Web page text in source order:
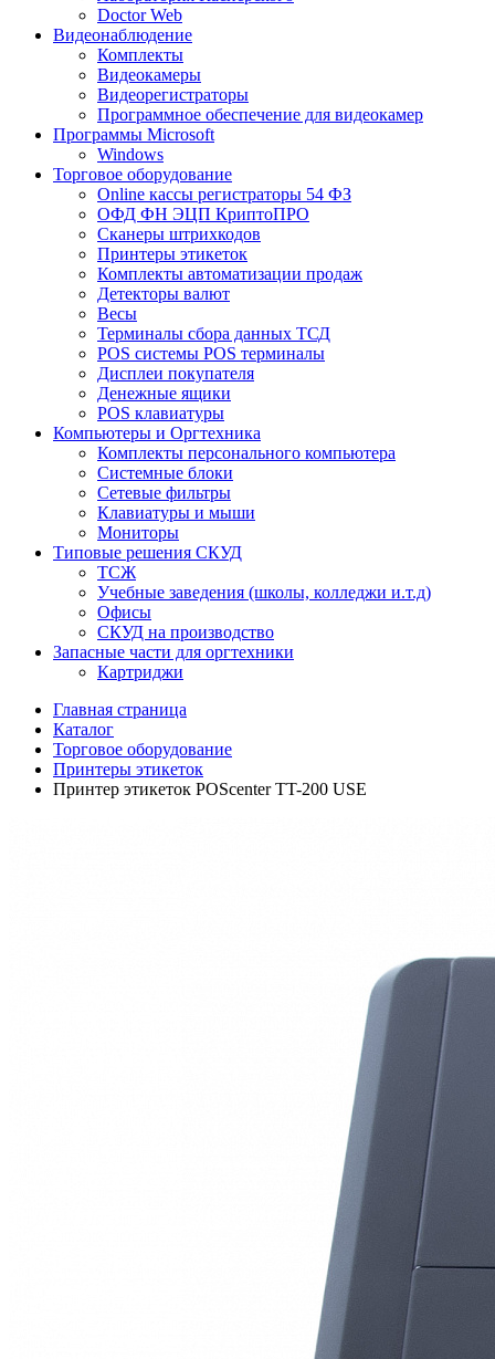
Doctor Web
Видеонаблюдение
Комплекты
Видеокамеры
Видеорегистраторы
Программное обеспечение для видеокамер
Программы Microsoft
Windows
Торговое оборудование
Online кассы регистраторы 54 ФЗ
ОФД ФН ЭЦП КриптоПРО
Сканеры штрихкодов
Принтеры этикеток
Комплекты автоматизации продаж
Детекторы валют
Весы
Терминалы сбора данных ТСД
POS системы POS терминалы
Дисплеи покупателя
Денежные ящики
POS клавиатуры
Компьютеры и Оргтехника
Комплекты персонального компьютера
Системные блоки
Сетевые фильтры
Клавиатуры и мыши
Мониторы
Типовые решения СКУД
ТСЖ
Учебные заведения (школы, колледжи и.т.д)
Офисы
СКУД на производство
Запасные части для оргтехники
Картриджи
Главная страница
Каталог
Торговое оборудование
Принтеры этикеток
Принтер этикеток POScenter TT-200 USE